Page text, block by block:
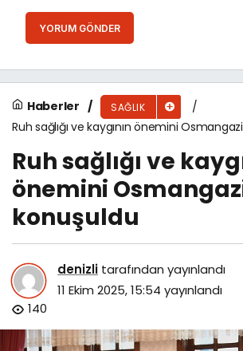
YORUM GÖNDER
Haberler SAĞLIK
Ruh sağlığı ve kaygının önemini
Ruh sağlığı ve
önemini
konuşuldu
denizli tarafından yayınlandı
11 Ekim 2025, 15:54 yayınlandı
140